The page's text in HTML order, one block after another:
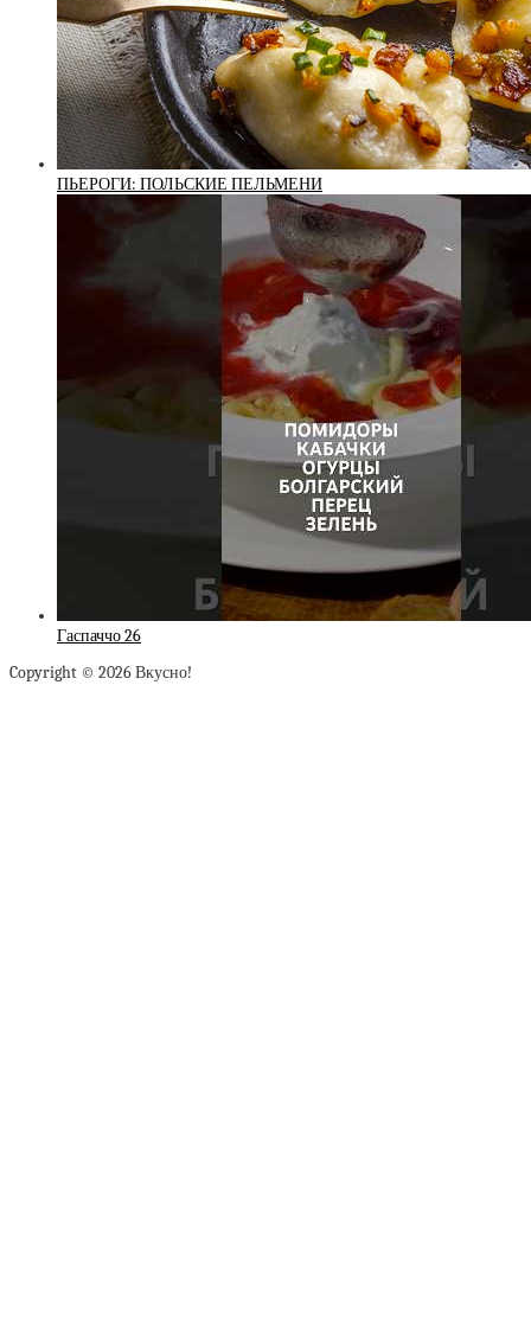
ПЬЕРОГИ: ПОЛЬСКИЕ ПЕЛЬМЕНИ
Гаспаччо 26
Copyright © 2026 Вкусно!